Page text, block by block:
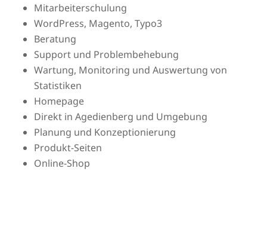
Mitarbeiterschulung
WordPress, Magento, Typo3
Beratung
Support und Problembehebung
Wartung, Monitoring und Auswertung von
Statistiken
Homepage
Direkt in Agedienberg und Umgebung
Planung und Konzeptionierung
Produkt-Seiten
Online-Shop